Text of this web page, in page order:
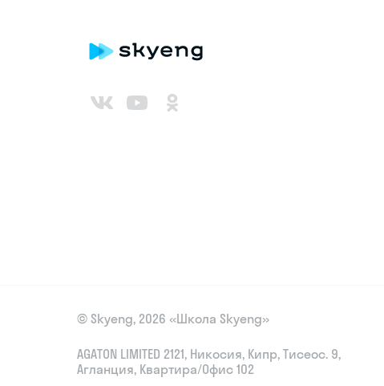
© Skyeng, 2026 «Школа Skyeng»
AGATON LIMITED 2121, Никосия, Кипр, Тисеос. 9,
Агланция, Квартира/Офис 102